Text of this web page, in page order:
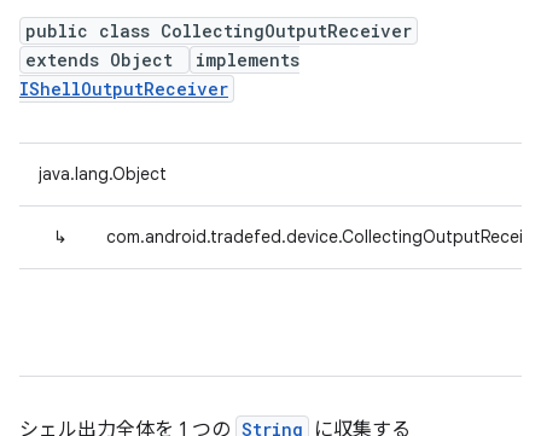
public class CollectingOutputReceiver
extends Object
implements
IShellOutputReceiver
java.lang.Object
↳
シェル出力全体を 1 つの String に収集する